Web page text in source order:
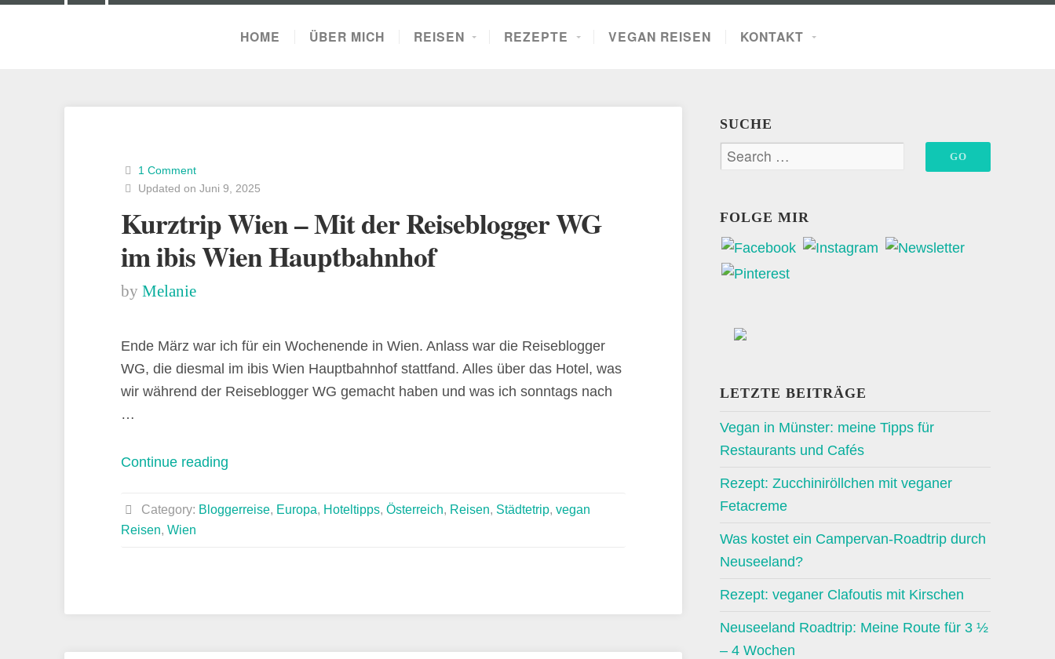
HOME ÜBER MICH REISEN REZEPTE VEGAN REISEN KONTAKT
1 Comment
Updated on Juni 9, 2025
Kurztrip Wien – Mit der Reiseblogger WG
im ibis Wien Hauptbahnhof
by Melanie
Ende März war ich für ein Wochenende in Wien. Anlass war die Reiseblogger
WG, die diesmal im ibis Wien Hauptbahnhof stattfand. Alles über das Hotel, was
wir während der Reiseblogger WG gemacht haben und was ich sonntags nach
…
Continue reading
–
Category: Bloggerreise, Europa, Hoteltipps, Österreich, Reisen, Städtetrip, vegan
Reisen, Wien
SUCHE
FOLGE MIR
LETZTE BEITRÄGE
Vegan in Münster: meine Tipps für
Restaurants und Cafés
Rezept: Zucchiniröllchen mit veganer
Fetacreme
Was kostet ein Campervan-Roadtrip durch
Neuseeland?
Rezept: veganer Clafoutis mit Kirschen
Neuseeland Roadtrip: Meine Route für 3 ½
– 4 Wochen